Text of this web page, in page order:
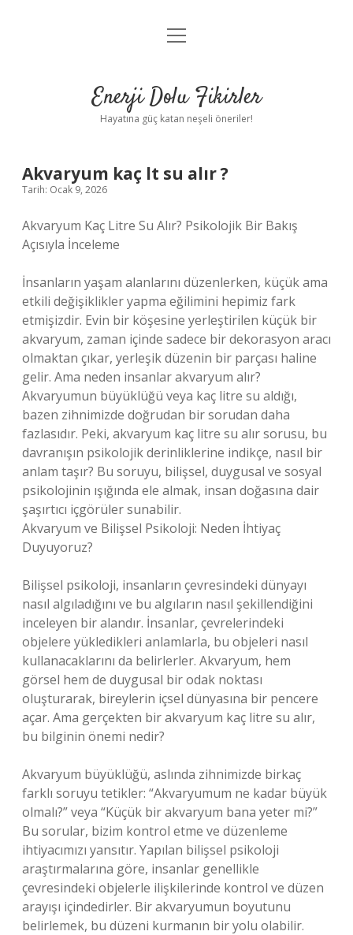
Anasayfa
Yasal Uyarı
menüyü
Enerji Dolu Fikirler
Hayatına güç katan neşeli öneriler!
Akvaryum kaç lt su alır ?
Tarih: Ocak 9, 2026
Akvaryum Kaç Litre Su Alır? Psikolojik Bir Bakış
Açısıyla İnceleme
İnsanların yaşam alanlarını düzenlerken, küçük ama
etkili değişiklikler yapma eğilimini hepimiz fark
etmişizdir. Evin bir köşesine yerleştirilen küçük bir
akvaryum, zaman içinde sadece bir dekorasyon aracı
olmaktan çıkar, yerleşik düzenin bir parçası haline
gelir. Ama neden insanlar akvaryum alır?
Akvaryumun büyüklüğü veya kaç litre su aldığı,
bazen zihnimizde doğrudan bir sorudan daha
fazlasıdır. Peki, akvaryum kaç litre su alır sorusu, bu
davranışın psikolojik derinliklerine indikçe, nasıl bir
anlam taşır? Bu soruyu, bilişsel, duygusal ve sosyal
psikolojinin ışığında ele almak, insan doğasına dair
şaşırtıcı içgörüler sunabilir.
Akvaryum ve Bilişsel Psikoloji: Neden İhtiyaç
Duyuyoruz?
Bilişsel psikoloji, insanların çevresindeki dünyayı
nasıl algıladığını ve bu algıların nasıl şekillendiğini
inceleyen bir alandır. İnsanlar, çevrelerindeki
objelere yükledikleri anlamlarla, bu objeleri nasıl
kullanacaklarını da belirlerler. Akvaryum, hem
görsel hem de duygusal bir odak noktası
oluşturarak, bireylerin içsel dünyasına bir pencere
açar. Ama gerçekten bir akvaryum kaç litre su alır,
bu bilginin önemi nedir?
Akvaryum büyüklüğü, aslında zihnimizde birkaç
farklı soruyu tetikler: “Akvaryumum ne kadar büyük
olmalı?” veya “Küçük bir akvaryum bana yeter mi?”
Bu sorular, bizim kontrol etme ve düzenleme
ihtiyacımızı yansıtır. Yapılan bilişsel psikoloji
araştırmalarına göre, insanlar genellikle
çevresindeki objelerle ilişkilerinde kontrol ve düzen
arayışı içindedirler. Bir akvaryumun boyutunu
belirlemek, bu düzeni kurmanın bir yolu olabilir.